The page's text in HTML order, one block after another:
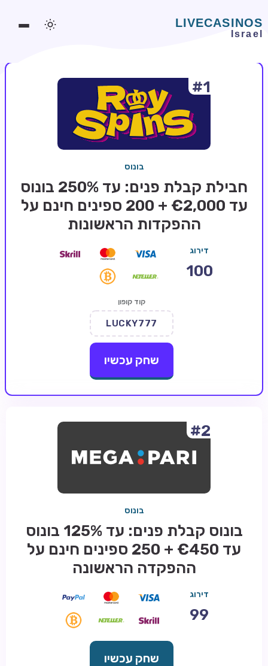
משחקים אונליין
משחקים חינמיים
בלאקג'ק אונליין
בונוסים בקזינו אונליין
בלוג וחדשות
#1
בונוס
חבילת קבלת פנים: עד 250% בונוס
עד €2,000 + 200 ספינים חינם על
ההפקדות הראשונות
דירוג
100
קוד קופון
LUCKY777
שחק עכשיו
#2
בונוס
בונוס קבלת פנים: עד 125% בונוס
עד €450 + 250 ספינים חינם על
ההפקדה הראשונה
דירוג
99
שחק עכשיו